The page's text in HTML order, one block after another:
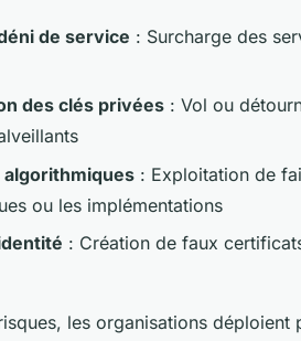
de service : Surcharge des
des clés privées : Vol ou
: Exploitation de
ou les implémentations
: Création de faux
les organisations déploient